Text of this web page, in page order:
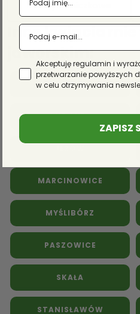
Kwiaty doniczkowe
Inne kwiaciarnie
jaworskim:
BIELANY
CHEŁMIEC
MARCINOWICE
MYŚLIBÓRZ
PASZOWICE
SKAŁA
STANISŁAWÓW
Akceptuję regulamin i
przetwarzanie powyższych
w celu otrzymywania
ZAPISZ